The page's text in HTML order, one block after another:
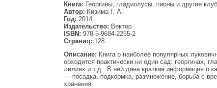
Книга: Георгины, гладиолусы, пионы и другие
Автор: Кизима Г. А.
Год: 2014
Издательство: Вектор
ISBN: 978-5-9684-2255-2
Страниц: 128
Описание: Книга о наиболее популярных
обходится практически ни один сад: георгинах,
лилиях и т.д.. В ней дана краткая информация о
— посадка, подкормка, размножение, борьба с
хранения.